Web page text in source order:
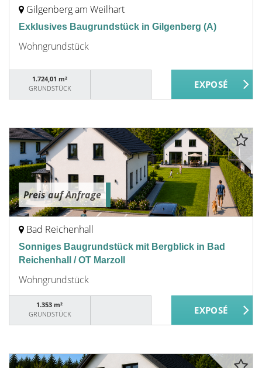
Gilgenberg am Weilhart
Exklusives Baugrundstück in Gilgenberg (A)
Wohngrundstück
1.724,01 m²
GRUNDSTÜCK
Preis auf Anfrage
Bad Reichenhall
Sonniges Baugrundstück mit Bergblick in Bad
Reichenhall / OT Marzoll
Wohngrundstück
1.353 m²
GRUNDSTÜCK